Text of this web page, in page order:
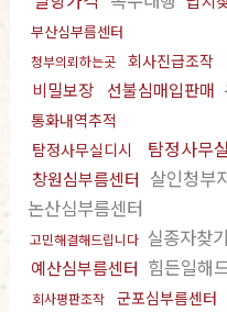
부산심부름센터
청부의뢰하는곳 회사진급조작
비밀보장 선불심매입판매
통화내역추적
탐정사무실디시
탐정사무
창원심부름센터 살인청부
논산심부름센터
고민해결해드립니다 실종자찾기
예산심부름센터 힘든일해
회사평판조작 군포심부름센터